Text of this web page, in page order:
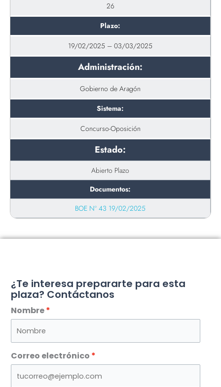
26
Plazo:
19/02/2025 – 03/03/2025
Administración:
Gobierno de Aragón
Sistema:
Concurso-Oposición
Estado:
Abierto Plazo
Documentos:
BOE Nº 43 19/02/2025
¿Te interesa prepararte para esta
plaza? Contáctanos
Nombre
Correo electrónico